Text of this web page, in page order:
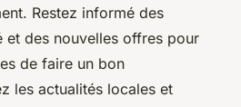
Restez informé des
et des nouvelles offres pour
de faire un bon
les actualités locales et